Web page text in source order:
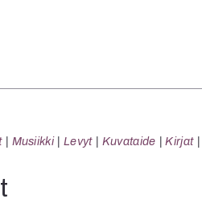
Tilaus ja
Yhteistyössä
Toimitus
Musiikki Levyt Kuvataide Kirjat